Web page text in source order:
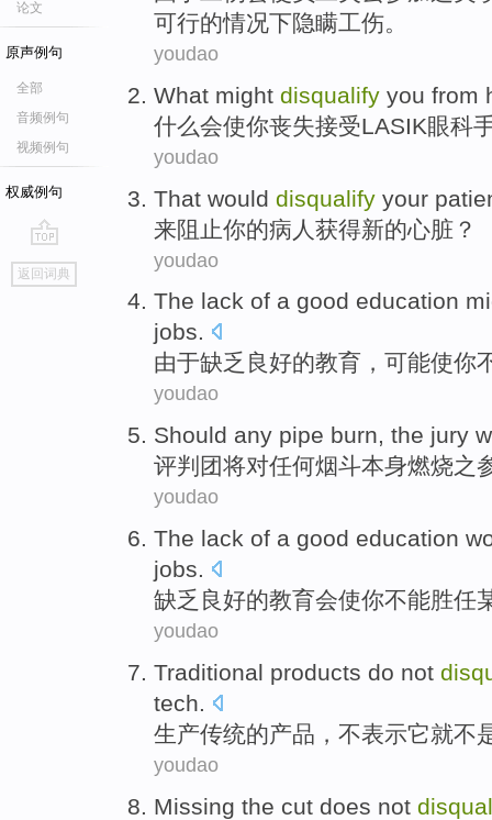
论文
原声例句
全部
音频例句
视频例句
权威例句
go
top
返回词典
可行的情况下隐瞒工伤。
youdao
What might disqualify you from
什么会使你丧失接受LASIK眼科
youdao
That would disqualify your
来阻止你的病人 获得新的心脏？
youdao
The lack of a good education
jobs.
由于缺乏 良好的教育 ， 可能使你
youdao
Should any pipe burn, the jury
评判团将对任何烟斗本身燃烧之
youdao
The lack of a good education
jobs.
缺乏 良好的教育会使你不能胜任
youdao
Traditional products do not
tech.
生产传统的产品 ， 不表示它就不
youdao
Missing the cut does not